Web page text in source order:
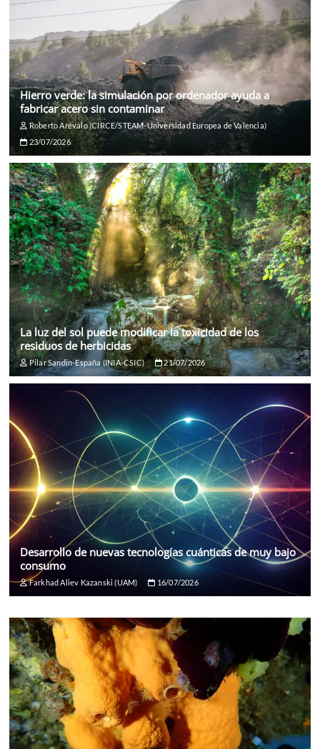
Hierro verde: la simulación por ordenador ayuda a
fabricar acero sin contaminar
Roberto Arévalo (CIRCE/STEAM-Universidad Europea de Valencia)
23/07/2026
La luz del sol puede modificar la toxicidad de los
residuos de herbicidas
Pilar Sandin-España (INIA-CSIC) 21/07/2026
Desarrollo de nuevas tecnologías cuánticas de muy bajo
consumo
Farkhad Aliev Kazanski (UAM) 16/07/2026